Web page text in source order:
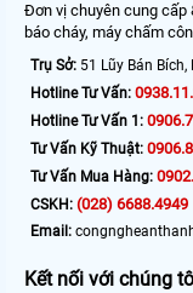
Đơn vị chuyên cung cấp
báo cháy, máy chấm
Trụ Sở: 51 Lũy Bán
Hotline Tư Vấn:
Hotline Tư Vấn 1:
Tư Vấn Kỹ Thuật:
Tư Vấn Mua Hàng:
CSKH: (028) 6688.4949
Email:
Kết nối với chúng